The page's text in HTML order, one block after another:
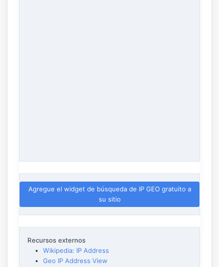
Agregue el widget de búsqueda de IP GEO gratuito a
su sitio
Recursos externos
Wikipedia: IP Address
Geo IP Address View